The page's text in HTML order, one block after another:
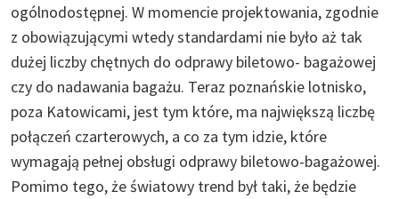
ogólnodostępnej. W momencie projektowania, zgodnie
z obowiązującymi wtedy standardami nie było aż tak
dużej liczby chętnych do odprawy biletowo- bagażowej
czy do nadawania bagażu. Teraz poznańskie lotnisko,
poza Katowicami, jest tym które, ma największą liczbę
połączeń czarterowych, a co za tym idzie, które
wymagają pełnej obsługi odprawy biletowo-bagażowej.
Pomimo tego, że światowy trend był taki, że będzie